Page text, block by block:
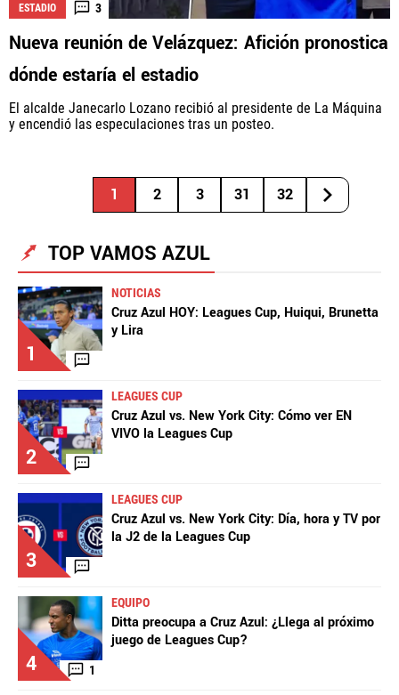
ESTADIO 3
Nueva reunión de Velázquez: Afición pronostica
dónde estaría el estadio
El alcalde Janecarlo Lozano recibió al presidente de La Máquina
y encendió las especulaciones tras un posteo.
1 2 3 31 32
TOP VAMOS AZUL
1
NOTICIAS
Cruz Azul HOY: Leagues Cup, Huiqui, Brunetta
y Lira
2
LEAGUES CUP
Cruz Azul vs. New York City: Cómo ver EN
VIVO la Leagues Cup
3
LEAGUES CUP
Cruz Azul vs. New York City: Día, hora y TV por
la J2 de la Leagues Cup
4 1
EQUIPO
Ditta preocupa a Cruz Azul: ¿Llega al próximo
juego de Leagues Cup?